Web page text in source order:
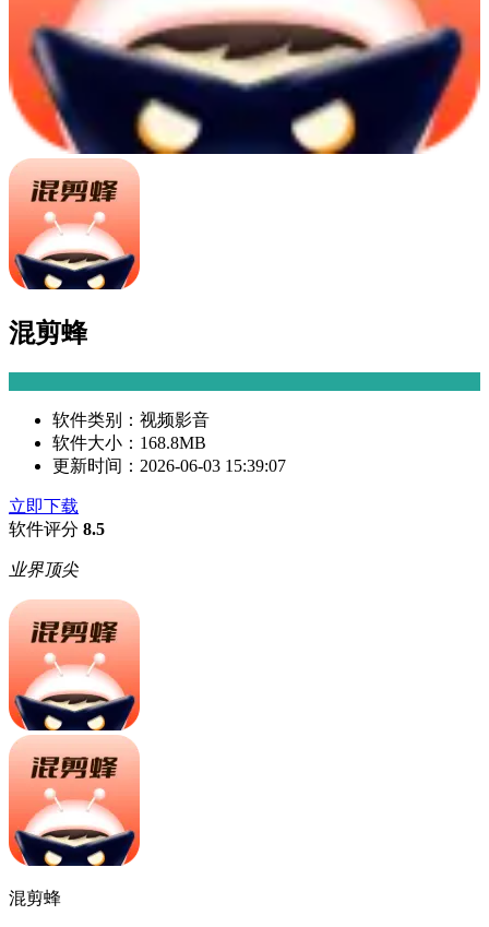
混剪蜂
软件类别： 视频影音
软件大小： 168.8MB
更新时间： 2026-06-03 15:39:07
立即下载
软件评分 8.5
业界顶尖
混剪蜂